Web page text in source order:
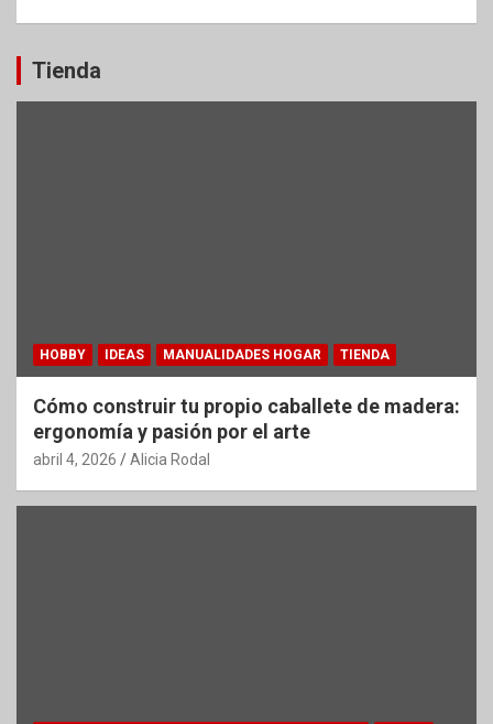
Tienda
HOBBY IDEAS MANUALIDADES HOGAR TIENDA
Cómo construir tu propio caballete de madera:
ergonomía y pasión por el arte
abril 4, 2026 Alicia Rodal